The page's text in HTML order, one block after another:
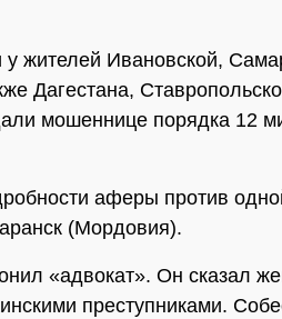
жителей Ивановской,
Дагестана,
мошеннице порядка 12
аферы против
(Мордовия).
«адвокат». Он сказал
преступниками.